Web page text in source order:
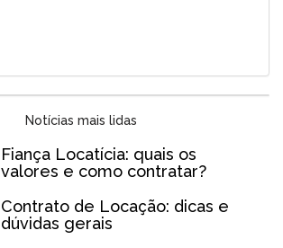
Notícias mais lidas
Fiança Locatícia: quais os
valores e como contratar?
Contrato de Locação: dicas e
dúvidas gerais